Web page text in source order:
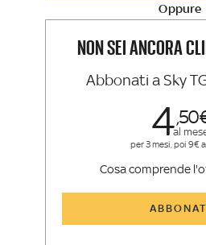
La newsletterOppure
NON SEI ANCORA
Abbonati a Sky
450
al
per 3 mesi, poi 9€
Cosa comprende